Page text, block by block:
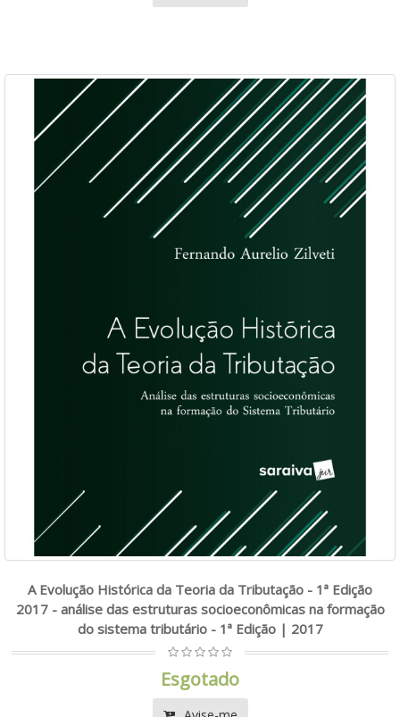
A Evolução Histórica da Teoria da Tributação - 1ª Edição
2017 - análise das estruturas socioeconômicas na formação
do sistema tributário - 1ª Edição | 2017
Esgotado